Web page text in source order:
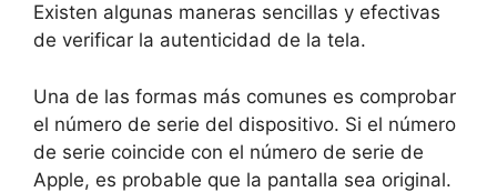
Existen algunas maneras sencillas y efectivas
de verificar la autenticidad de la tela.
Una de las formas más comunes es comprobar
el número de serie del dispositivo. Si el número
de serie coincide con el número de serie de
Apple, es probable que la pantalla sea original.